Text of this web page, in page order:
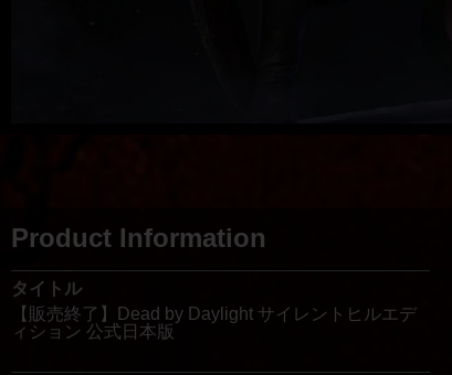
Product Information
タイトル
【販売終了】Dead by Daylight サイレントヒルエデ
ィション 公式日本版